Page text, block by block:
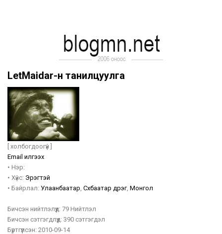
LetMaidar-н танилцуулга
[ холбогдоогүй ]
Email илгээх
• Нэр:
• Хүйс: Эрэгтэй
• Байрлал: Улаанбаатар, Сүхбаатар дүүрэг, Монгол
Бичсэн нийтлэлүүд: 79 Нийтлэл
Бичсэн сэтгэгдлүүд: 390 сэтгэгдэл
Бүртгүүлсэн: 2010-09-14